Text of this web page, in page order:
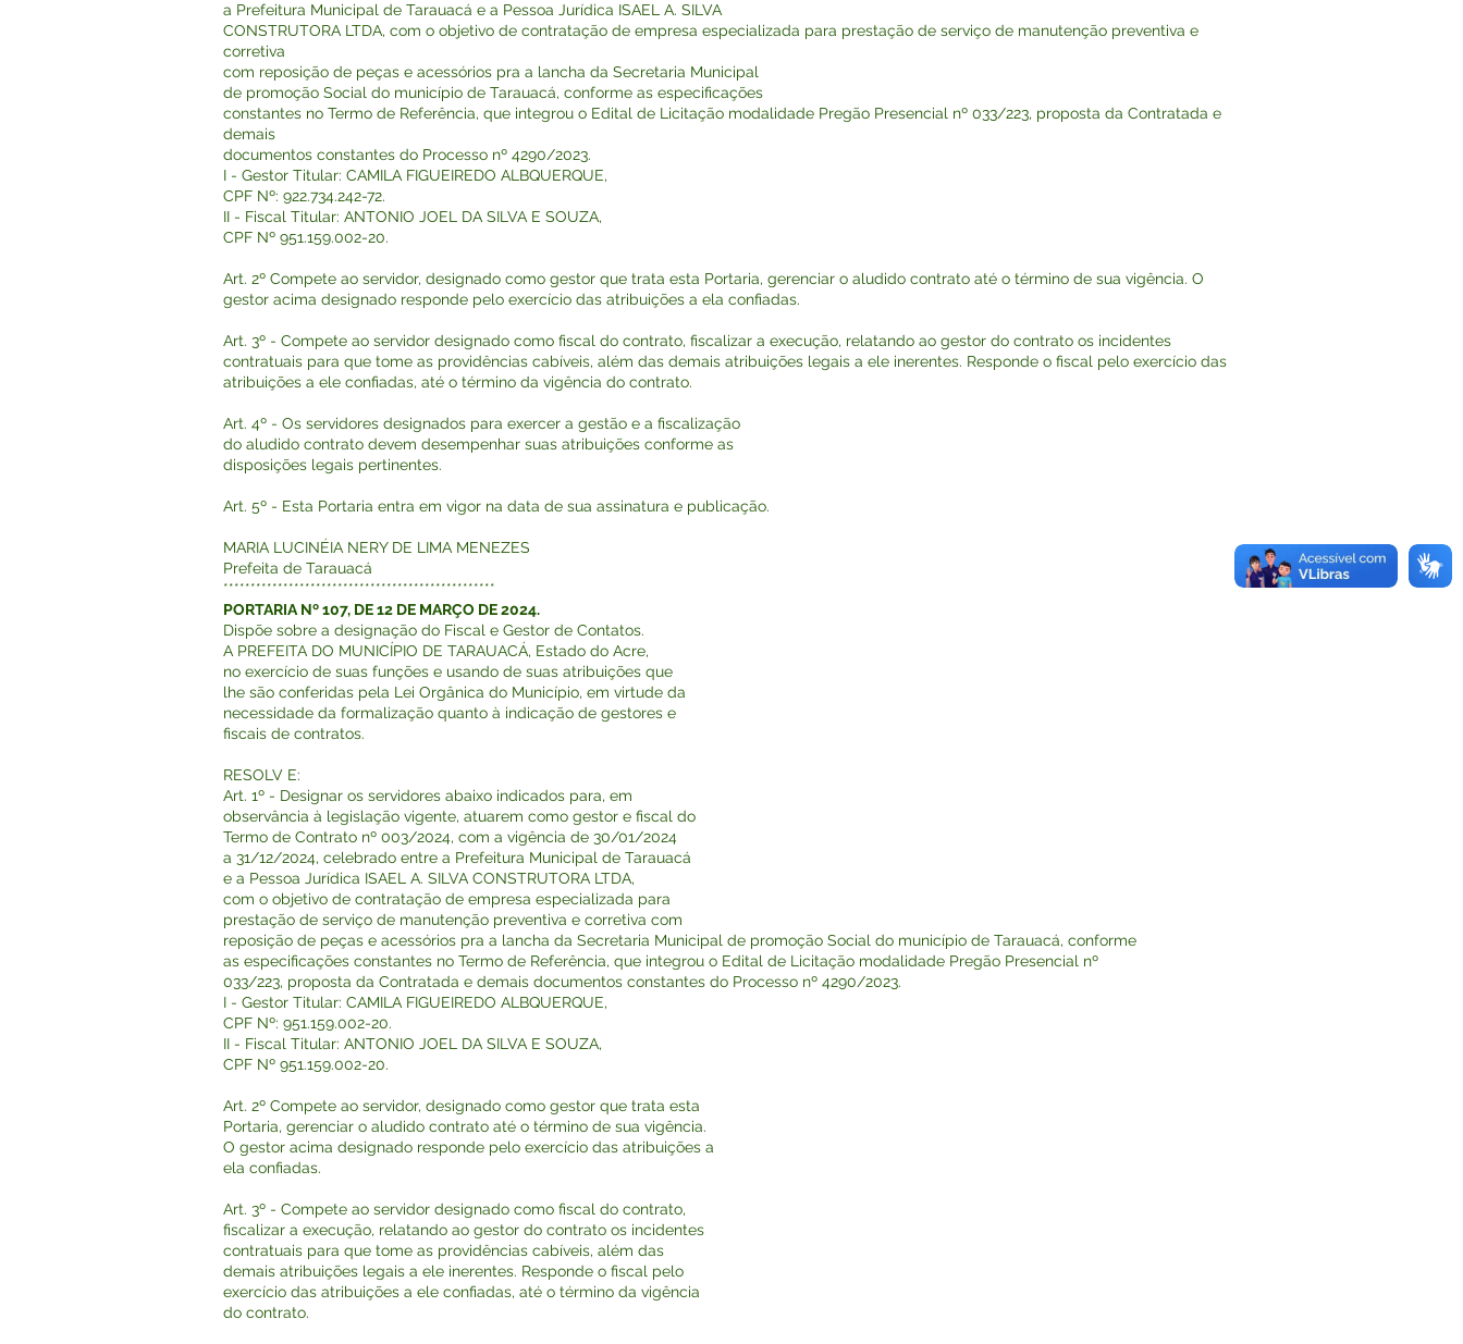
a Prefeitura Municipal de Tarauacá e a Pessoa Jurídica ISAEL A. SILVA
CONSTRUTORA LTDA, com o objetivo de contratação de empresa especializada para prestação de serviço de manutenção preventiva e
corretiva
com reposição de peças e acessórios pra a lancha da Secretaria Municipal
de promoção Social do município de Tarauacá, conforme as especificações
constantes no Termo de Referência, que integrou o Edital de Licitação modalidade Pregão Presencial nº 033/223, proposta da Contratada e
demais
documentos constantes do Processo nº 4290/2023.
I - Gestor Titular: CAMILA FIGUEIREDO ALBQUERQUE,
CPF Nº: 922.734.242-72.
II - Fiscal Titular: ANTONIO JOEL DA SILVA E SOUZA,
CPF Nº 951.159.002-20.
Art. 2º Compete ao servidor, designado como gestor que trata esta Portaria, gerenciar o aludido contrato até o término de sua vigência. O
gestor acima designado responde pelo exercício das atribuições a ela confiadas.
Art. 3º - Compete ao servidor designado como fiscal do contrato, fiscalizar a execução, relatando ao gestor do contrato os incidentes
contratuais para que tome as providências cabíveis, além das demais atribuições legais a ele inerentes. Responde o fiscal pelo exercício das
atribuições a ele confiadas, até o término da vigência do contrato.
Art. 4º - Os servidores designados para exercer a gestão e a fiscalização
do aludido contrato devem desempenhar suas atribuições conforme as
disposições legais pertinentes.
Art. 5º - Esta Portaria entra em vigor na data de sua assinatura e publicação.
MARIA LUCINÉIA NERY DE LIMA MENEZES
Prefeita de Tarauacá
**************************************************
PORTARIA Nº 107, DE 12 DE MARÇO DE 2024.
Dispõe sobre a designação do Fiscal e Gestor de Contatos.
A PREFEITA DO MUNICÍPIO DE TARAUACÁ, Estado do Acre,
no exercício de suas funções e usando de suas atribuições que
lhe são conferidas pela Lei Orgânica do Município, em virtude da
necessidade da formalização quanto à indicação de gestores e
fiscais de contratos.
RESOLV E:
Art. 1º - Designar os servidores abaixo indicados para, em
observância à legislação vigente, atuarem como gestor e fiscal do
Termo de Contrato nº 003/2024, com a vigência de 30/01/2024
a 31/12/2024, celebrado entre a Prefeitura Municipal de Tarauacá
e a Pessoa Jurídica ISAEL A. SILVA CONSTRUTORA LTDA,
com o objetivo de contratação de empresa especializada para
prestação de serviço de manutenção preventiva e corretiva com
reposição de peças e acessórios pra a lancha da Secretaria Municipal de promoção Social do município de Tarauacá, conforme
as especificações constantes no Termo de Referência, que integrou o Edital de Licitação modalidade Pregão Presencial nº
033/223, proposta da Contratada e demais documentos constantes do Processo nº 4290/2023.
I - Gestor Titular: CAMILA FIGUEIREDO ALBQUERQUE,
CPF Nº: 951.159.002-20.
II - Fiscal Titular: ANTONIO JOEL DA SILVA E SOUZA,
CPF Nº 951.159.002-20.
Art. 2º Compete ao servidor, designado como gestor que trata esta
Portaria, gerenciar o aludido contrato até o término de sua vigência.
O gestor acima designado responde pelo exercício das atribuições a
ela confiadas.
Art. 3º - Compete ao servidor designado como fiscal do contrato,
fiscalizar a execução, relatando ao gestor do contrato os incidentes
contratuais para que tome as providências cabíveis, além das
demais atribuições legais a ele inerentes. Responde o fiscal pelo
exercício das atribuições a ele confiadas, até o término da vigência
do contrato.